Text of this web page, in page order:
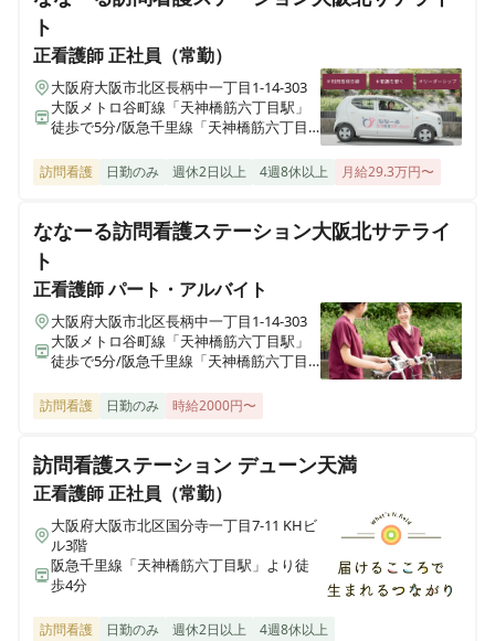
ト
正看護師正社員（常勤）
大阪府大阪市北区長柄中一丁目1-14-303
大阪メトロ谷町線「天神橋筋六丁目駅」
徒歩で5分/阪急千里線「天神橋筋六丁目
筋六丁目駅」徒歩7分
訪問看護 日勤のみ 週休2日以上 4週8休以上 月給29.3万円〜
ななーる訪問看護ステーション大阪北サテライ
ト
正看護師パート・アルバイト
大阪府大阪市北区長柄中一丁目1-14-303
大阪メトロ谷町線「天神橋筋六丁目駅」
徒歩で5分/阪急千里線「天神橋筋六丁目
筋六丁目駅」徒歩7分
訪問看護 日勤のみ 時給2000円〜
訪問看護ステーション デューン天満
正看護師正社員（常勤）
大阪府大阪市北区国分寺一丁目7-11 KHビ
ル3階
阪急千里線「天神橋筋六丁目駅」より徒
歩4分
訪問看護 日勤のみ 週休2日以上
4週8休以上